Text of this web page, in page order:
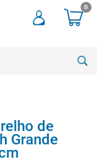
0
de
Grande